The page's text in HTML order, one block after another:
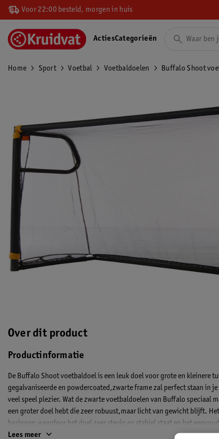
Voor 22:00 besteld, morgen in huis
ActiesCategorieën
Home Sport Voetbal Voetbaldoelen Buffalo Shoot
Over dit product
Productinformatie
De Buffalo Shoot voetbaldoel is een leuk doel voor grote en kleinere
gegalvaniseerde en powdercoated,zwarte frame zal perfect staan in
veel speel plezier. Wat de zwarte voetbaldoelen van Buffalo speciaal
een groter doel hebt die zeer robuust,maar licht van gewicht blijft.
haringen,waardoor het doel zeer stevig en stabiel staat en het
Maat: 213 x 80 x 175 cm
Lees meer